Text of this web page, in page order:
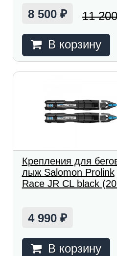
8 500 ₽ 11
В корзину
Крепления для
лыж Salomon Prolink
Race JR CL black
4 990 ₽
В корзину